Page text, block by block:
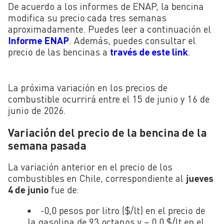
De acuerdo a los informes de ENAP, la bencina
modifica su precio cada tres semanas
aproximadamente. Puedes leer a continuación el
Informe ENAP. Además, puedes consultar el
precio de las bencinas a través de este link.
La próxima variación en los precios de
combustible ocurrirá entre el 15 de junio y 16 de
junio de 2026.
Variación del precio de la bencina de la
semana pasada
La variación anterior en el precio de los
combustibles en Chile, correspondiente al jueves
4 de junio fue de:
-0,0 pesos por litro ($/lt) en el precio de